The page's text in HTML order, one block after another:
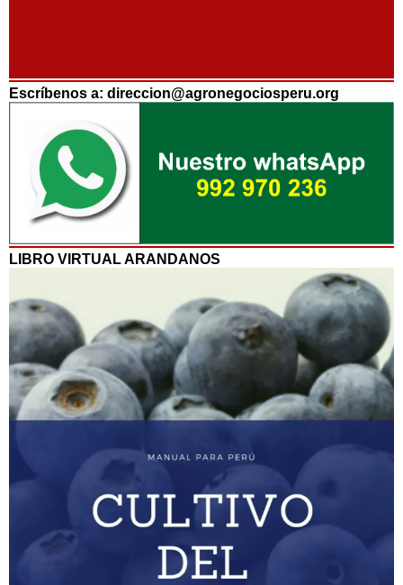
Escríbenos a: direccion@agronegociosperu.org
LIBRO VIRTUAL ARANDANOS